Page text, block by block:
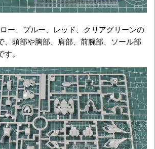
ー、ブルー、レッド、クリアグリーンの
、頭部や胸部、肩部、前腕部、ソール部
。